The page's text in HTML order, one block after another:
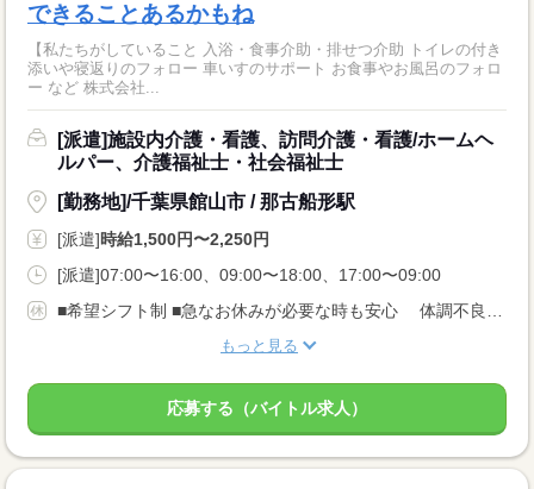
できることあるかもね
【私たちがしていること 入浴・食事介助・排せつ介助 トイレの付き
添いや寝返りのフォロー 車いすのサポート お食事やお風呂のフォロ
ー など 株式会社...
[派遣]施設内介護・看護、訪問介護・看護/ホームヘ
ルパー、介護福祉士・社会福祉士
[勤務地]/千葉県館山市 / 那古船形駅
[派遣]時給1,500円〜2,250円
[派遣]07:00〜16:00、09:00〜18:00、17:00〜09:00
■希望シフト制 ■急なお休みが必要な時も安心 体調不良やご家庭の都合でのお休みにも 理解がある職場です。 言いづらいことはコーディネーターが代わりにお伝えします。 なんでも相談してくださいね。
もっと見る
応募する（バイトル求人）